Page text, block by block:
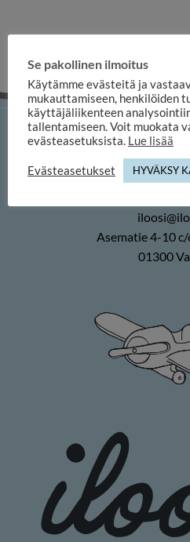
iloosi
Duuilo
Asematie 4-10
01300
Se pakollinen ilmoitus
Käytämme evästeitä ja
mukauttamiseen, henkilöiden
käyttäjäliikenteen
tallentamiseen. Voit muokata
evästeasetuksista. Lue lisää
Evästeasetukset HYVÄKSY